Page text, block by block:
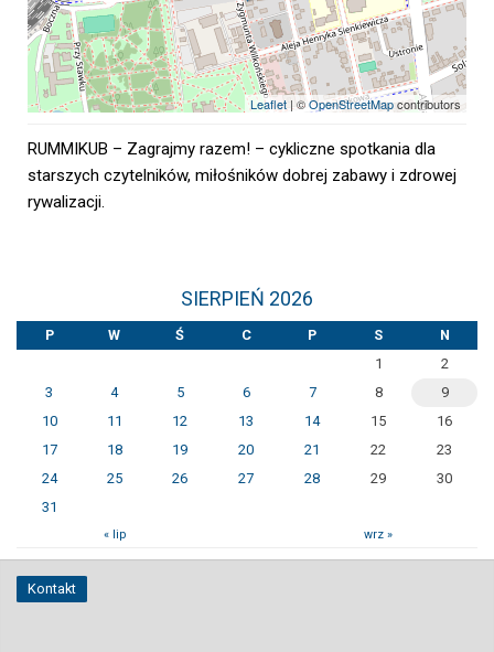
Leaflet | ©OpenStreetMapcontributors
RUMMIKUB – Zagrajmy razem! – cykliczne spotkania dla
starszych czytelników, miłośników dobrej zabawy i zdrowej
rywalizacji.
SIERPIEŃ 2026
P W Ś C P S
N
1
2
3
4 5 6 7 8
9
10
11 12 13 14 15
16
17
18 19 20 21 22
23
24
25 26 27 28 29
30
31
« lip wrz »
Kontakt